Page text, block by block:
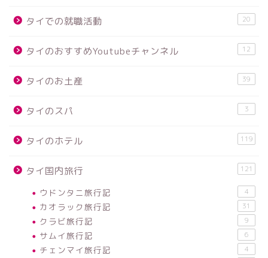
タイでの就職活動 20
タイのおすすめYoutubeチャンネル 12
タイのお土産 39
タイのスパ 3
タイのホテル 119
タイ国内旅行 121
ウドンタニ旅行記 4
カオラック旅行記 31
クラビ旅行記 9
サムイ旅行記 6
チェンマイ旅行記 4